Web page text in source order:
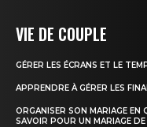
VIE DE COUPLE
GÉRER LES ÉCRANS ET LE
APPRENDRE À GÉRER LES
ORGANISER SON MARIAGE EN
SAVOIR POUR UN MARIAGE DE